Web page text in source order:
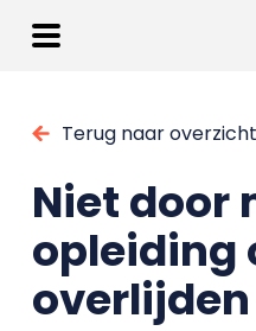
Terug naar overzicht
Niet door
opleiding